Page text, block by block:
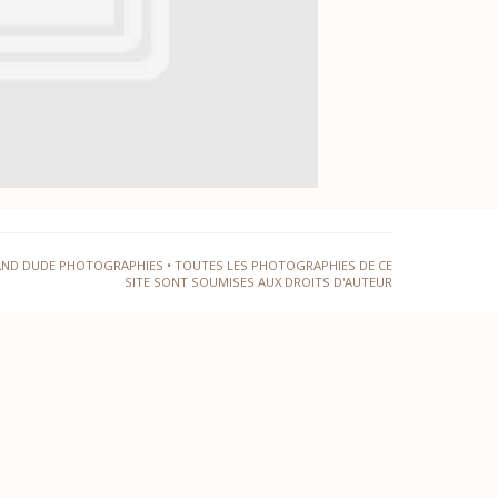
DUDE PHOTOGRAPHIES • TOUTES LES PHOTOGRAPHIES DE CE
SITE SONT SOUMISES AUX DROITS D'AUTEUR